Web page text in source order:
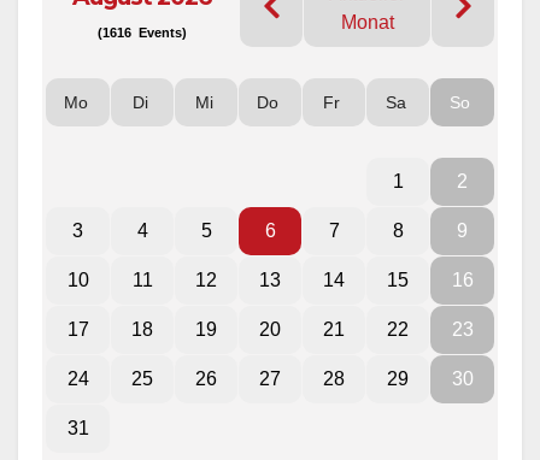
(1616 Events)
Monat
Mo Di Mi Do Fr Sa So
1 2
3 4 5 6 7 8 9
10 11 12 13 14 15 16
17 18 19 20 21 22 23
24 25 26 27 28 29 30
31